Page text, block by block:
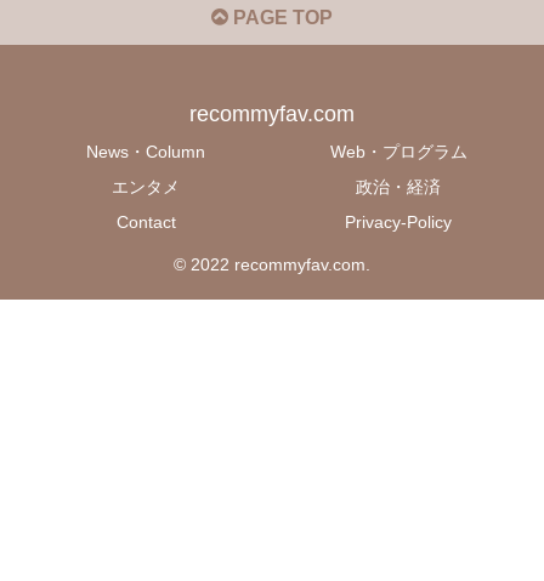
PAGE TOP
recommyfav.com
News・Column
Web・プログラム
エンタメ
政治・経済
Contact
Privacy-Policy
© 2022 recommyfav.com.